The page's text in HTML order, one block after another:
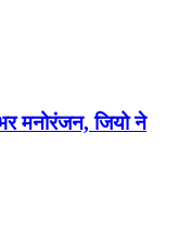
मनोरंजन, जियो ने